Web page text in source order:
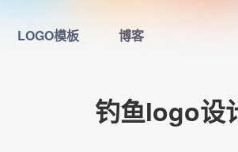
LOGO模板 博客
钓鱼logo设